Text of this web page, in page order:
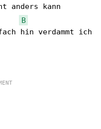
anders kann
B
hin verdammt ich